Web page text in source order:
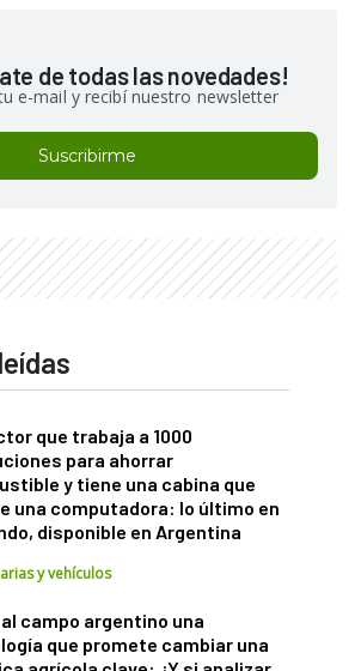
de todas las novedades!
e-mail y recibí nuestro newsletter
Suscribirme
que trabaja a 1000
para ahorrar
y tiene una cabina que
una computadora: lo último en
disponible en Argentina
y vehículos
campo argentino una
que promete cambiar una